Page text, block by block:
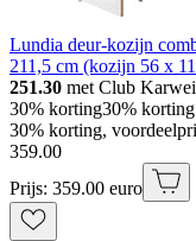
Lundia deur-kozijn
211,5 cm (kozijn 56 x
251.30 met Club Karwei
30% korting30% korting
30% korting,
359.00
Prijs: 359.00 euro